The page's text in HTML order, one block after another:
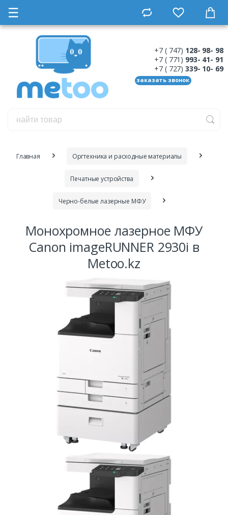
☰
+7 ( 747) 128- 98- 98
+7 ( 771) 993- 41- 91
+7 ( 727) 339- 10- 69
заказать звонок
Главная Оргтехника и расходные материалы
Печатные устройства
Черно-белые лазерные МФУ
Монохромное лазерное МФУ
Canon imageRUNNER 2930i в
Metoo.kz